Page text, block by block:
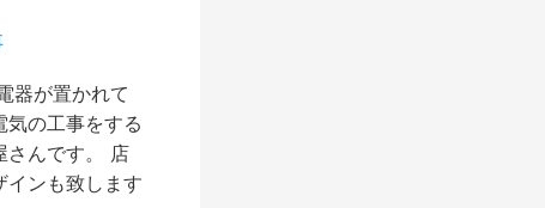
器が置かれて
の工事をする
さんです。 店
インも致します